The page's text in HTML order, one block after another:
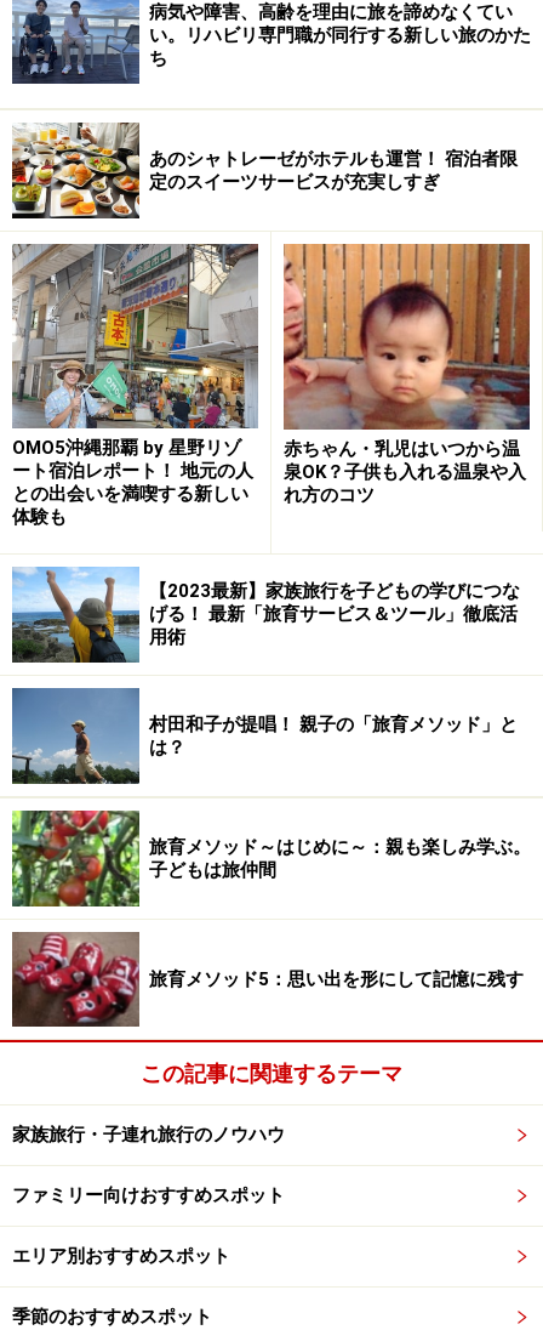
病気や障害、高齢を理由に旅を諦めなくてい
い。リハビリ専門職が同行する新しい旅のかた
ち
あのシャトレーゼがホテルも運営！ 宿泊者限
定のスイーツサービスが充実しすぎ
OMO5沖縄那覇 by 星野リゾ
ート宿泊レポート！ 地元の人
との出会いを満喫する新しい
体験も
赤ちゃん・乳児はいつから温
泉OK？子供も入れる温泉や入
れ方のコツ
【2023最新】家族旅行を子どもの学びにつな
げる！ 最新「旅育サービス＆ツール」徹底活
用術
村田和子が提唱！ 親子の「旅育メソッド」と
は？
旅育メソッド～はじめに～：親も楽しみ学ぶ。
子どもは旅仲間
旅育メソッド5：思い出を形にして記憶に残す
この記事に関連するテーマ
家族旅行・子連れ旅行のノウハウ
ファミリー向けおすすめスポット
エリア別おすすめスポット
季節のおすすめスポット